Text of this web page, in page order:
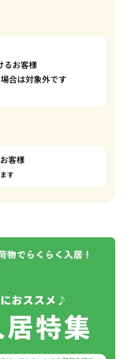
るお客様
合は対象外です
客様
す